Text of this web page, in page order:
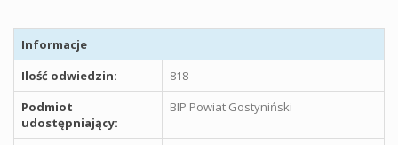
Informacje
Ilość odwiedzin:
818
Podmiot
udostępniający:
BIP Powiat Gostyniński